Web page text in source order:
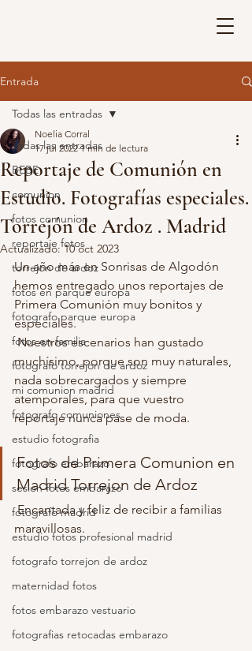
Entrada
Todas las entradas
BEBE
comunion
fotos comunion
reportaje fotos
torrejon de ardoz
fotos en parque europa
fotografo parque europa
fotos en familia
fotografo torrejon de ardoz
mi comunion madrid
fotografo comuniones
estudio fotografia
fotografo embarazo
sesion fotos embarazo
fotografo madrid
estudio fotos profesional madrid
fotografo torrejon de ardoz
maternidad fotos
fotos embarazo vestuario
fotografias retocadas embarazo
Todas las entradas
Reportaje de Comunión en
Estudio. Fotografías especiales.
Torrejón de Ardoz . Madrid
Noelia Corral
17 jul 2022 1 min de lectura
Actualizado:10 oct 2023
Un año más en Sonrisas de Algodón
hemos entregado unos reportajes de
Primera Comunión muy bonitos y
especiales.
Nuestros escenarios han gustado
muchísimo, porque son muy naturales,
nada sobrecargados y siempre
atemporales, para que vuestro
reportaje nunca pase de moda.
Fotos de Primera Comunion en
Madrid Torrejon de Ardoz
Encantada y feliz de recibir a familias
maravillosas.